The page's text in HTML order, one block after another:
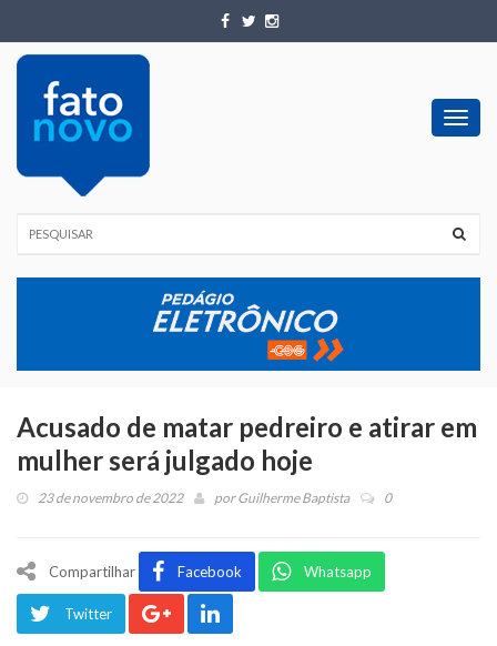
Acusado de matar pedreiro e atirar em
mulher será julgado hoje
23 de novembro de 2022 porGuilherme Baptista 0
Compartilhar Facebook Whatsapp
Twitter